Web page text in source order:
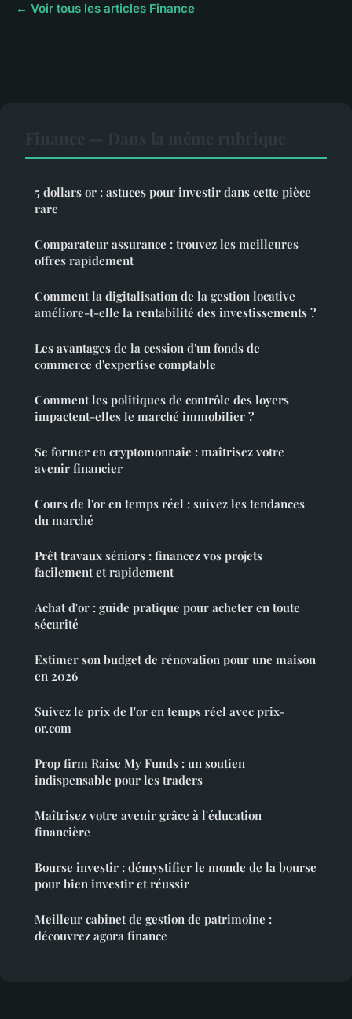
← Voir tous les articles Finance
5 dollars or : astuces pour investir dans cette pièce
rare
Comparateur assurance : trouvez les meilleures
offres rapidement
Comment la digitalisation de la gestion locative
améliore-t-elle la rentabilité des investissements ?
Les avantages de la cession d'un fonds de
commerce d'expertise comptable
Comment les politiques de contrôle des loyers
impactent-elles le marché immobilier ?
Se former en cryptomonnaie : maîtrisez votre
avenir financier
Cours de l'or en temps réel : suivez les tendances
du marché
Prêt travaux séniors : financez vos projets
facilement et rapidement
Achat d'or : guide pratique pour acheter en toute
sécurité
Estimer son budget de rénovation pour une maison
en 2026
Suivez le prix de l'or en temps réel avec prix-
or.com
Prop firm Raise My Funds : un soutien
indispensable pour les traders
Maîtrisez votre avenir grâce à l'éducation
financière
Bourse investir : démystifier le monde de la bourse
pour bien investir et réussir
Meilleur cabinet de gestion de patrimoine :
découvrez agora finance